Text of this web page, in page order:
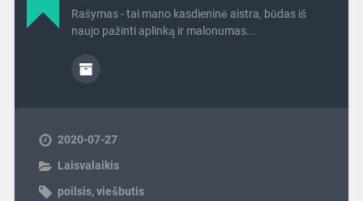
Rašymas - tai mano kasdieninė aistra, būdas iš
naujo pažinti aplinką ir malonumas...
2020-07-27
Laisvalaikis
poilsis,viešbutis